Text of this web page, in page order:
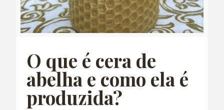
O que é cera de
abelha e como ela é
produzida?